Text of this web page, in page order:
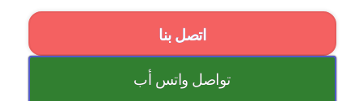
اتصل بنا
تواصل واتس أب